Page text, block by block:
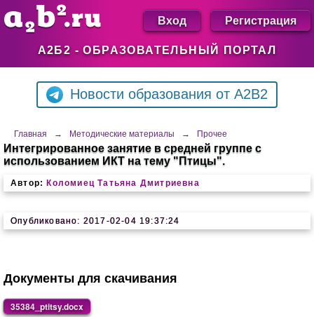
А2Б2 - ОБРАЗОВАТЕЛЬНЫЙ ПОРТАЛ
Вход Регистрация
Новости образования от A2B2
Главная → Методические материалы → Прочее
Интегрированное занятие в средней группе с
использованием ИКТ на тему "Птицы".
Автор: Коломиец Татьяна Дмитриевна
Опубликовано: 2017-02-04 19:37:24
Документы для скачивания
35384_ptitsy.docx